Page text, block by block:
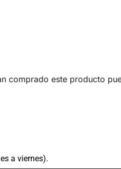
comprado este producto
a viernes).